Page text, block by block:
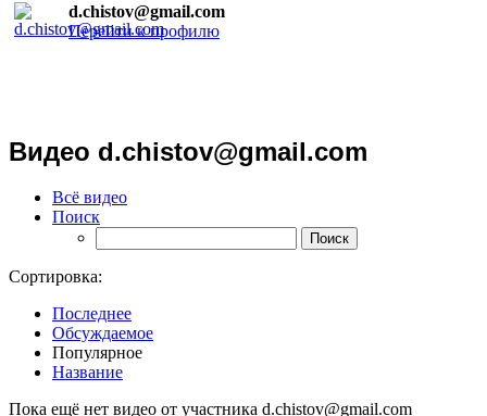
d.chistov@gmail.com
Перейти к профилю
Видео d.chistov@gmail.com
Всё видео
Поиск
Сортировка:
Последнее
Обсуждаемое
Популярное
Название
Пока ещё нет видео от участника d.chistov@gmail.com